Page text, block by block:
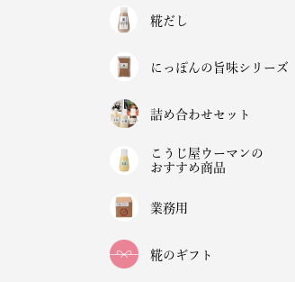
糀だし
にっぽんの旨味シリーズ
詰め合わせセット
こうじ屋ウーマンの
おすすめ商品
業務用
糀のギフト